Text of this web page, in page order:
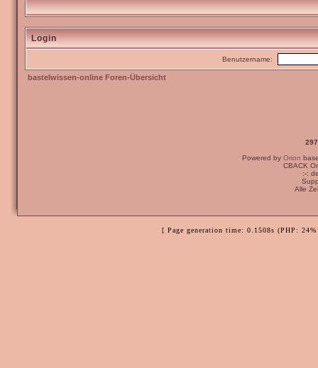
Login
Benutzername:
bastelwissen-online Foren-Übersicht
Powered by Orion
CBACK
:-:
Alle
[ Page generation time: 0.1508s (PHP: